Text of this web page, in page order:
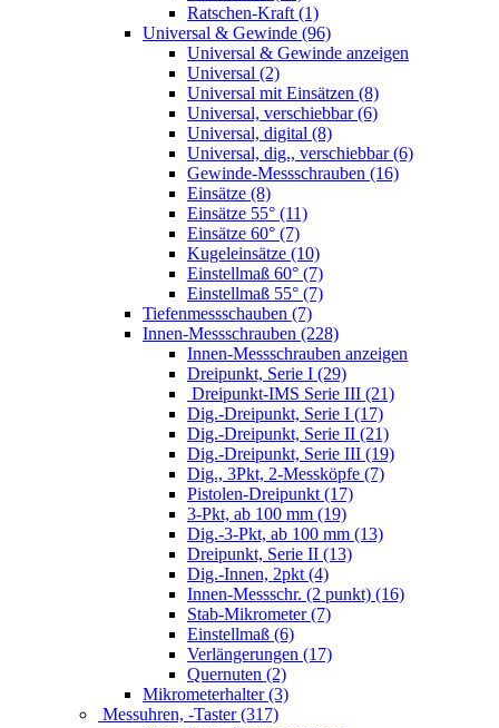
Ratschen-Kraft (1)
Universal & Gewinde (96)
Universal & Gewinde anzeigen
Universal (2)
Universal mit Einsätzen (8)
Universal, verschiebbar (6)
Universal, digital (8)
Universal, dig., verschiebbar (6)
Gewinde-Messschrauben (16)
Einsätze (8)
Einsätze 55° (11)
Einsätze 60° (7)
Kugeleinsätze (10)
Einstellmaß 60° (7)
Einstellmaß 55° (7)
Tiefenmessschauben (7)
Innen-Messschrauben (228)
Innen-Messschrauben anzeigen
Dreipunkt, Serie I (29)
Dreipunkt-IMS Serie III (21)
Dig.-Dreipunkt, Serie I (17)
Dig.-Dreipunkt, Serie II (21)
Dig.-Dreipunkt, Serie III (19)
Dig., 3Pkt, 2-Messköpfe (7)
Pistolen-Dreipunkt (17)
3-Pkt, ab 100 mm (19)
Dig.-3-Pkt, ab 100 mm (13)
Dreipunkt, Serie II (13)
Dig.-Innen, 2pkt (4)
Innen-Messschr. (2 punkt) (16)
Stab-Mikrometer (7)
Einstellmaß (6)
Verlängerungen (17)
Quernuten (2)
Mikrometerhalter (3)
Messuhren, -Taster (317)